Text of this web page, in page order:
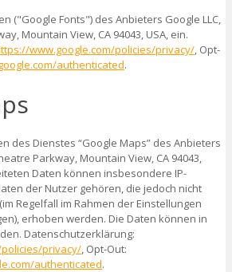
("Google Fonts") des Anbieters Google LLC,
Mountain View, CA 94043, USA, ein.
www.google.com/policies/privacy/, Opt-
authenticated.
des Dienstes “Google Maps” des Anbieters
Parkway, Mountain View, CA 94043,
Daten können insbesondere IP-
der Nutzer gehören, die jedoch nicht
Regelfall im Rahmen der Einstellungen
erhoben werden. Die Daten können in
Datenschutzerklärung:
privacy/, Opt-Out:
authenticated.